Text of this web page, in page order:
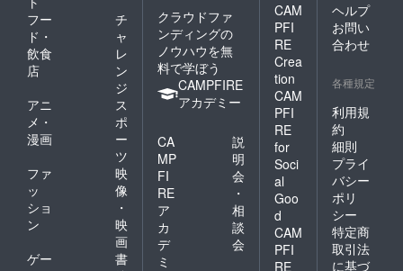
りま
す。
フー
ド・
飲食
店
チ
ャ
レ
ン
ジ
アニ
メ・
漫画
ス
ポ
ー
ツ
ファ
ッ
ショ
ン
映
像
・
映
画
ゲー
書
クラウドファ
ンディングの
ノウハウを無
料で学ぼう
CAMPFIRE
アカデミー
CA
MP
FI
RE
ア
カ
デ
ミ
説
明
会
・
相
談
会
CAM
PFI
RE
Crea
tion
CAM
PFI
RE
for
Soci
al
Goo
d
CAM
PFI
RE
ヘルプ
お問い
合わせ
各種規定
利用規
約
細則
プライ
バシー
ポリ
シー
特定商
取引法
に基づ